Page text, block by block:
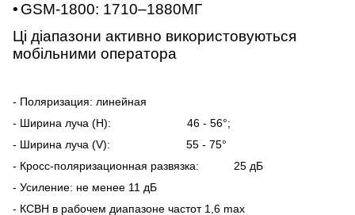
• GSM-1800: 1710–1880МГ
Ці діапазони активно використовуються
мобільними оператора
- Поляризация: линейная
- Ширина луча (H): 46 - 56°;
- Ширина луча (V): 55 - 75°
- Кросс-поляризационная развязка: 25 дБ
- Усиление: не менее 11 дБ
- КСВН в рабочем диапазоне частот 1,6 max